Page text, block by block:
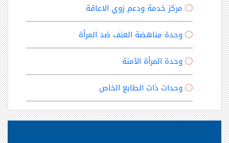
مركز خدمة ودعم زوي الاعاقة
وحدة مناهضة العنف ضد المرأة
وحدة المرأة الآمنة
وحدات ذات الطابع الخاص